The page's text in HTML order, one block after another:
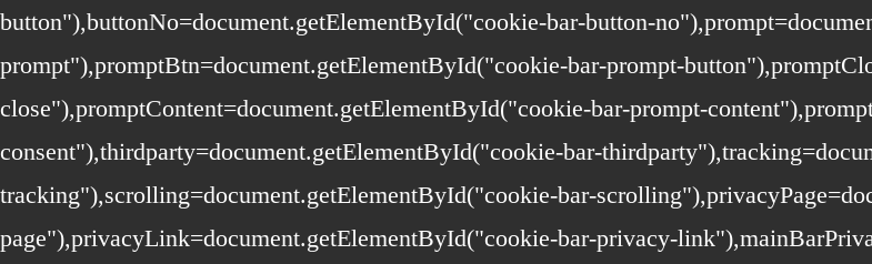
button"),buttonNo=document.getElementById("cookie-bar-button-
prompt"),promptBtn=document.getElementById("cookie-bar-prompt-
close"),promptContent=document.getElementById("cookie-bar-prompt-
consent"),thirdparty=document.getElementById("cookie-bar-
tracking"),scrolling=document.getElementById("cookie-bar-
page"),privacyLink=document.getElementById("cookie-bar-privacy-